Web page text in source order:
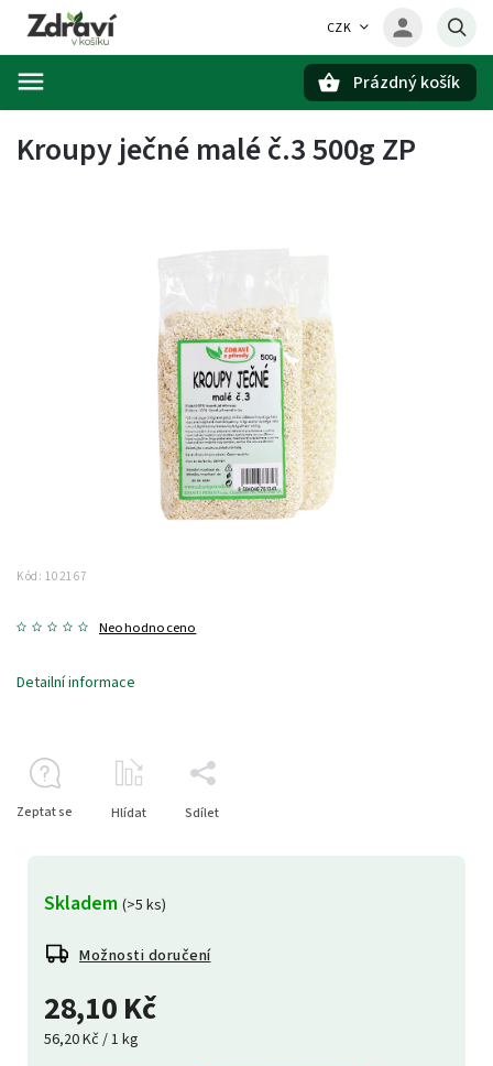
CZK
Prázdný košík
Kroupy ječné malé č.3 500g ZP
Kód: 102167
Neohodnoceno
28,10 Kč
56,20 Kč / 1 kg
Skladem (>5 ks)
Možnosti doručení
Detailní informace
Zeptat se Hlídat Sdílet